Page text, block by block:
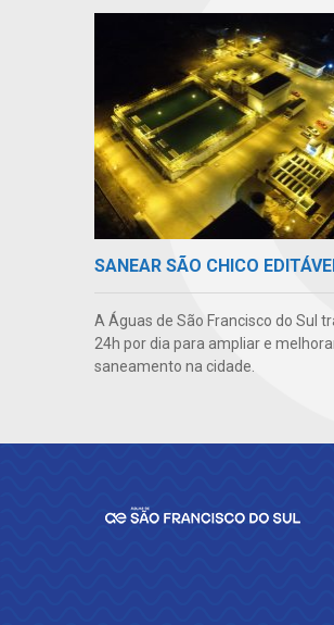
SANEAR SÃO CHICO
A Águas de São Francisco do Sul
24h por dia para ampliar e
saneamento na cidade.